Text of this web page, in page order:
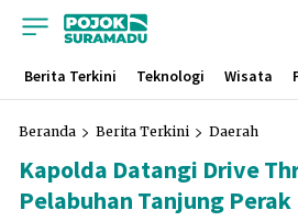
Berita Terkini Teknologi Wisata
Beranda Berita Terkini Daerah
Kapolda Datangi Drive
Pelabuhan Tanjung Perak